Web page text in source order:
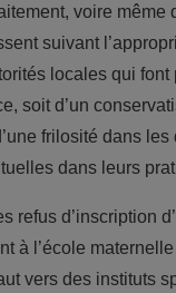
voire même
suivant
locales qui font
soit d’un
frilosité dans
dans leurs
refus d’inscription
à l’école
vers des instituts